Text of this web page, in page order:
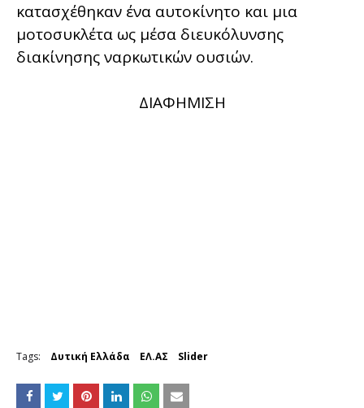
κατασχέθηκαν ένα αυτοκίνητο και μια
μοτοσυκλέτα ως μέσα διευκόλυνσης
διακίνησης ναρκωτικών ουσιών.
ΔΙΑΦΗΜΙΣΗ
Tags: Δυτική Ελλάδα ΕΛ.ΑΣ Slider